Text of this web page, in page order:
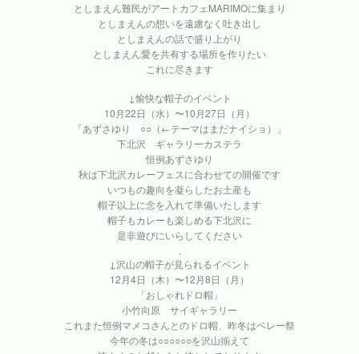
としまえん難民がアートカフェMARIMOに集まり
としまえんの想いを遠慮なく吐き出し
としまえんの話で盛り上がり
としまえん愛を共有する場所を作りたい
これに尽きます
↓愉快な帽子のイベント
10月22日（水）〜10月27日（月）
「あずさゆり ○○（←テーマはまだナイショ）」
下北沢 ギャラリーカステラ
恒例あずさゆり
秋は下北沢カレーフェスに合わせての開催です
いつもの趣向を凝らしたお土産も
帽子以上に念を入れて準備いたします
帽子もカレーも楽しめる下北沢に
是非遊びにいらしてください
.
↓沢山の帽子が見られるイベント
12月4日（木）〜12月8日（月）
「おしゃれドロ帽」
小竹向原 サイギャラリー
これまた恒例マメコさんとのドロ帽、昨冬はベレー祭
今年の冬は○○○○○○を沢山揃えて